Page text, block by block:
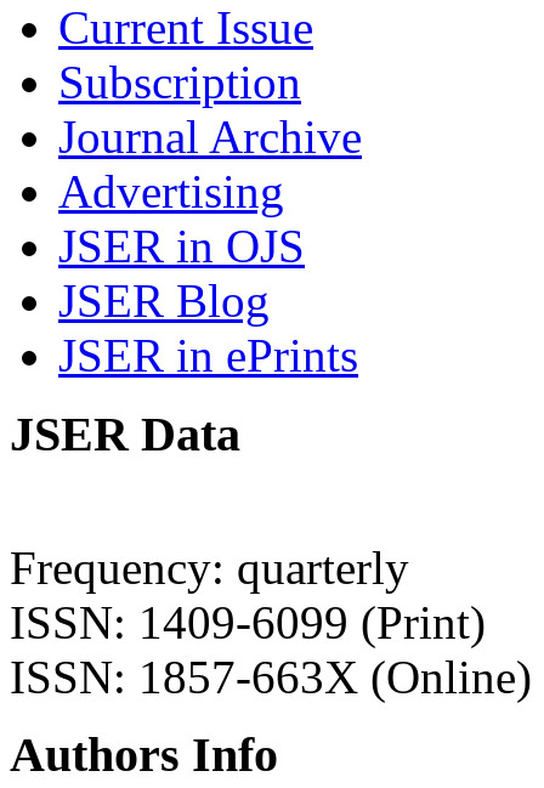
Current Issue
Subscription
Journal Archive
Advertising
JSER in OJS
JSER Blog
JSER in ePrints
JSER Data
Frequency: quarterly
ISSN: 1409-6099 (Print)
ISSN: 1857-663X (Online)
Authors Info